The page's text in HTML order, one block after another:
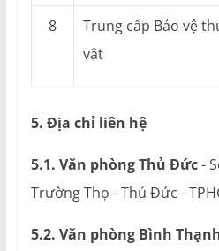
8
Trung cấp Bảo vệ
vật
5. Địa chỉ liên hệ
5.1. Văn phòng Thủ Đức-
Trường Thọ - Thủ Đức -
5.2. Văn phòng Bình